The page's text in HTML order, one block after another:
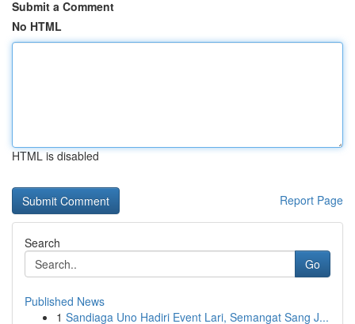
Submit a Comment
No HTML
HTML is disabled
Report Page
Search
Go
Published News
1 Sandiaga Uno Hadiri Event Lari, Semangat Sang J...